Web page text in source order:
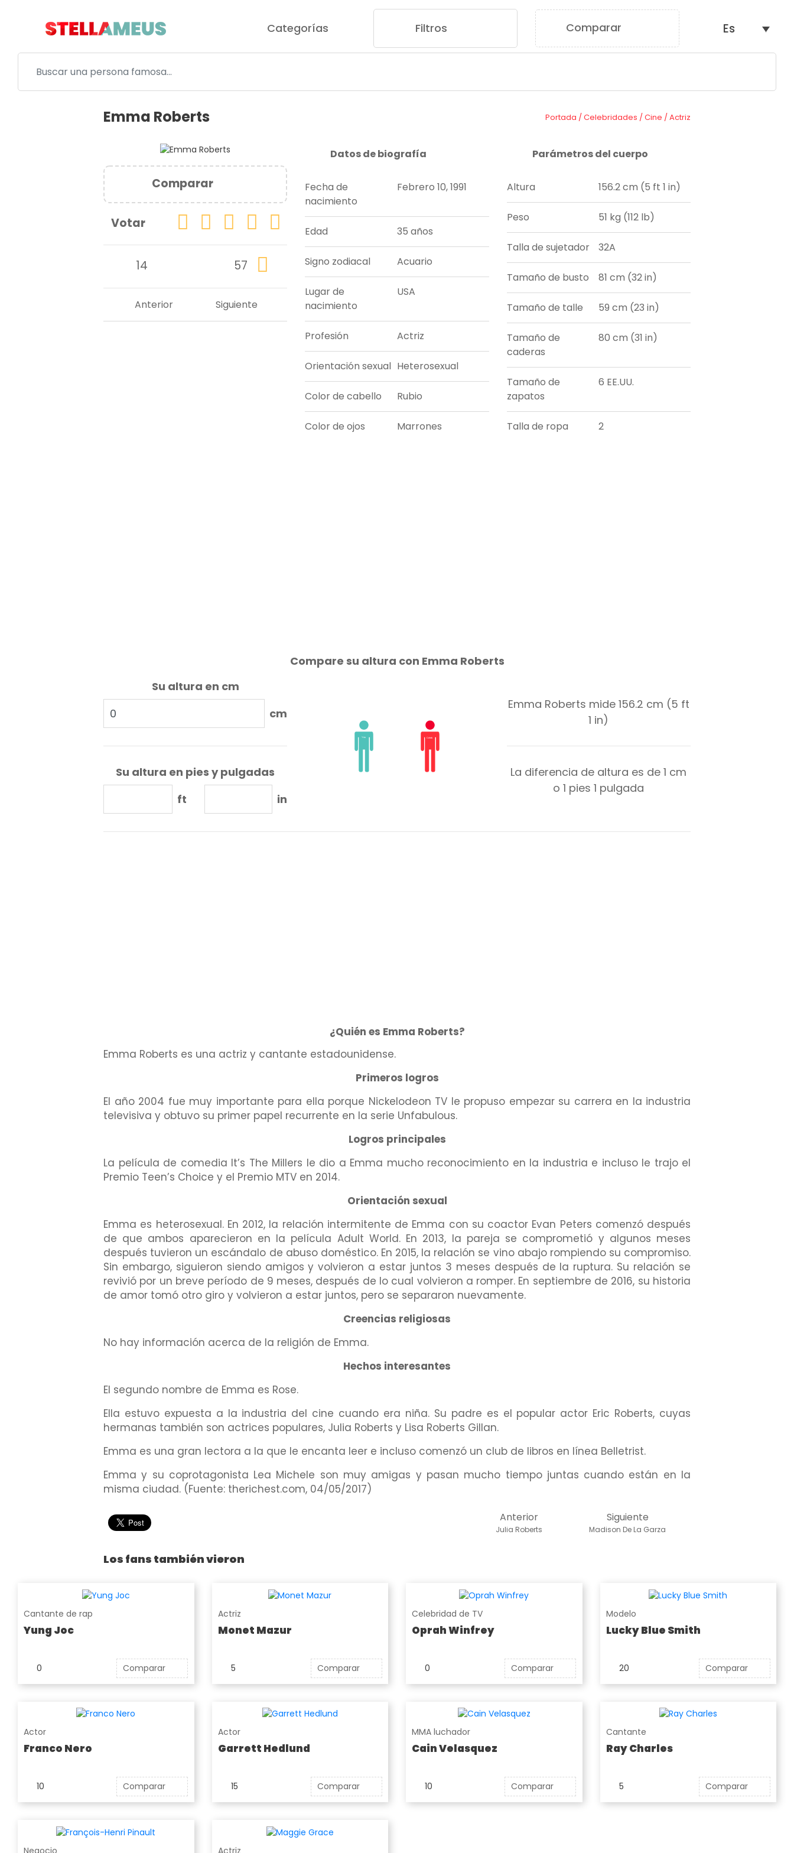
Categorías Filtros Comparar Es
Emma Roberts Portada /Celebridades /Cine /Actriz
Comparar
Votar
14 57
Siguiente
Anterior
Datos de biografía
Fecha de
nacimiento
Febrero 10, 1991
Edad 35 años
Signo zodiacal Acuario
Lugar de
nacimiento
USA
Profesión Actriz
Orientación sexual Heterosexual
Color de cabello Rubio
Color de ojos Marrones
Parámetros del cuerpo
Altura 156.2 cm (5 ft 1 in)
Peso 51 kg (112 lb)
Talla de sujetador 32A
Tamaño de busto 81 cm (32 in)
Tamaño de talle 59 cm (23 in)
Tamaño de
caderas
80 cm (31 in)
Tamaño de
zapatos
6 EE.UU.
Talla de ropa 2
Compare su altura con Emma Roberts
Su altura en cm
cm
Su altura en pies y pulgadas
ft
in
Emma Roberts mide 156.2 cm (5 ft
1 in)
La diferencia de altura es de1 cm
o1 pies1 pulgada
¿Quién es Emma Roberts?
Emma Roberts es una actriz y cantante estadounidense.
Primeros logros
El año 2004 fue muy importante para ella porque Nickelodeon TV le propuso empezar su carrera en la industria
televisiva y obtuvo su primer papel recurrente en la serie Unfabulous.
Logros principales
La película de comedia It’s The Millers le dio a Emma mucho reconocimiento en la industria e incluso le trajo el
Premio Teen’s Choice y el Premio MTV en 2014.
Orientación sexual
Emma es heterosexual. En 2012, la relación intermitente de Emma con su coactor Evan Peters comenzó después
de que ambos aparecieron en la película Adult World. En 2013, la pareja se comprometió y algunos meses
después tuvieron un escándalo de abuso doméstico. En 2015, la relación se vino abajo rompiendo su compromiso.
Sin embargo, siguieron siendo amigos y volvieron a estar juntos 3 meses después de la ruptura. Su relación se
revivió por un breve período de 9 meses, después de lo cual volvieron a romper. En septiembre de 2016, su historia
de amor tomó otro giro y volvieron a estar juntos, pero se separaron nuevamente.
Creencias religiosas
No hay información acerca de la religión de Emma.
Hechos interesantes
El segundo nombre de Emma es Rose.
Ella estuvo expuesta a la industria del cine cuando era niña. Su padre es el popular actor Eric Roberts, cuyas
hermanas también son actrices populares, Julia Roberts y Lisa Roberts Gillan.
Emma es una gran lectora a la que le encanta leer e incluso comenzó un club de libros en línea Belletrist.
Emma y su coprotagonista Lea Michele son muy amigas y pasan mucho tiempo juntas cuando están en la
misma ciudad. (Fuente: therichest.com, 04/05/2017)
Siguiente
Madison De La Garza
Anterior
Julia Roberts
Los fans también vieron
Cantante de rap
Yung Joc
0 Comparar
Actriz
Monet Mazur
5 Comparar
Celebridad de TV
Oprah Winfrey
0 Comparar
Modelo
Lucky Blue Smith
20 Comparar
Actor
Franco Nero
10 Comparar
Actor
Garrett Hedlund
15 Comparar
MMA luchador
Cain Velasquez
10 Comparar
Cantante
Ray Charles
5 Comparar